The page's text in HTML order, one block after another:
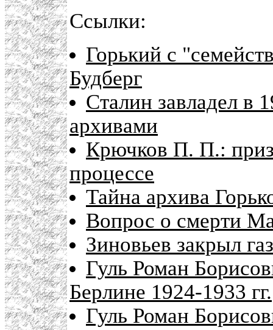
Ссылки:
Горький с
Будберг
Сталин завладел в
архивами
Крючков П. П.:
процессе
Тайна архива
Вопрос о смерти
Зиновьев закрыл
Гуль Роман
Берлине 1924-1933 гг.
Гуль Роман